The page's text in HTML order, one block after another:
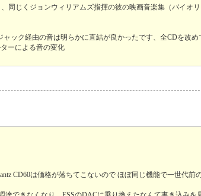
同じくジョンウィリアムズ指揮の彼の映画音楽集（バイオ
ック経由の音は明らかに直結が良かったです、全CDを改め
ーによる音の変化
CD60は価格が落ちてこないので ほぼ同じ機能で一世代前